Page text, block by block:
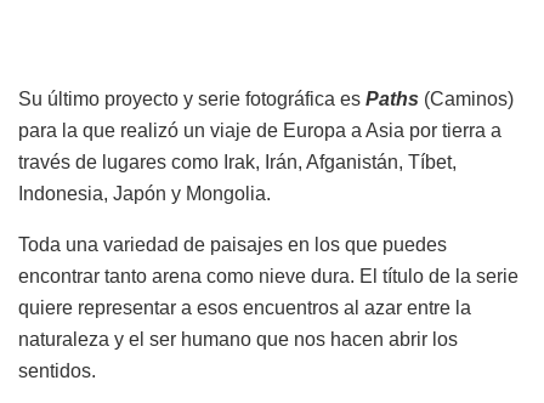
Su último proyecto y serie fotográfica es Paths (Caminos)
para la que realizó un viaje de Europa a Asia por tierra a
través de lugares como Irak, Irán, Afganistán, Tíbet,
Indonesia, Japón y Mongolia.
Toda una variedad de paisajes en los que puedes
encontrar tanto arena como nieve dura. El título de la serie
quiere representar a esos encuentros al azar entre la
naturaleza y el ser humano que nos hacen abrir los
sentidos.